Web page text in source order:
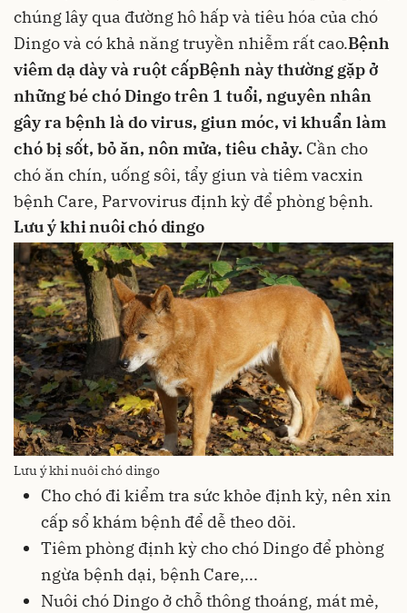
chúng lây qua đường hô hấp và tiêu hóa của chó
Dingo và có khả năng truyền nhiễm rất cao.Bệnh
viêm dạ dày và ruột cấpBệnh này thường gặp ở
những bé chó Dingo trên 1 tuổi, nguyên nhân
gây ra bệnh là do virus, giun móc, vi khuẩn làm
chó bị sốt, bỏ ăn, nôn mửa, tiêu chảy. Cần cho
chó ăn chín, uống sôi, tẩy giun và tiêm vacxin
bệnh Care, Parvovirus định kỳ để phòng bệnh.
Lưu ý khi nuôi chó dingo
Lưu ý khi nuôi chó dingo
Cho chó đi kiểm tra sức khỏe định kỳ, nên xin
cấp sổ khám bệnh để dễ theo dõi.
Tiêm phòng định kỳ cho chó Dingo để phòng
ngừa bệnh dại, bệnh Care,...
Nuôi chó Dingo ở chỗ thông thoáng, mát mẻ,